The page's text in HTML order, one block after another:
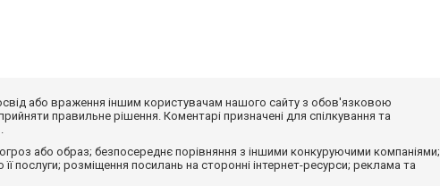
або враження іншим користувачам нашого сайту з обов'язковою
правильне рішення. Коментарі призначені для спілкування та
або образ; безпосереднє порівняння з іншими конкуруючими компаніями;
послуги; розміщення посилань на сторонні інтернет-ресурси; реклама та